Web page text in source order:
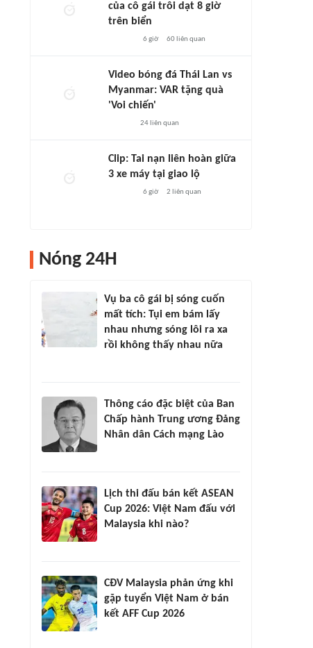
của cô gái trôi dạt 8 giờ
trên biển
6 giờ 60liên quan
Video bóng đá Thái Lan vs
Myanmar: VAR tặng quà
'Voi chiến'
24liên quan
Clip: Tai nạn liên hoàn giữa
3 xe máy tại giao lộ
6 giờ 2 liên quan
Nóng 24H
Vụ ba cô gái bị sóng cuốn
mất tích: Tụi em bám lấy
nhau nhưng sóng lôi ra xa
rồi không thấy nhau nữa
Thông cáo đặc biệt của Ban
Chấp hành Trung ương Đảng
Nhân dân Cách mạng Lào
Lịch thi đấu bán kết ASEAN
Cup 2026: Việt Nam đấu với
Malaysia khi nào?
CĐV Malaysia phản ứng khi
gặp tuyển Việt Nam ở bán
kết AFF Cup 2026